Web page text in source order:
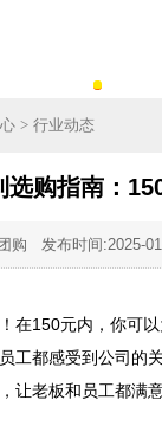
> 行业动态
购指南：
购 发布时间:2025-
在150元内，你可
员工都感受到公司的
让老板和员工都满意